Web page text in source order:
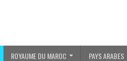
ROYAUME DU MAROC PAYS ARABES